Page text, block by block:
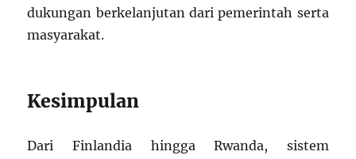
dukungan berkelanjutan dari pemerintah serta
masyarakat.
Kesimpulan
Dari Finlandia hingga Rwanda, sistem